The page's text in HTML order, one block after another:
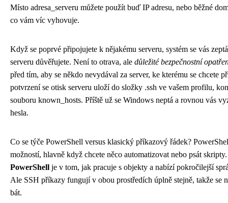
Místo adresa_serveru můžete použít buď IP adresu, nebo běžné
co vám víc vyhovuje.
Když se poprvé připojujete k nějakému serveru, systém se vás
serveru důvěřujete. Není to otrava, ale důležité bezpečnostní
před tím, aby se někdo nevydával za server, ke kterému se chcete
potvrzení se otisk serveru uloží do složky .ssh ve vašem profilu,
souboru known_hosts. Příště už se Windows neptá a rovnou vás
hesla.
Co se týče PowerShell versus klasický příkazový řádek?
možností, hlavně když chcete něco automatizovat nebo psát
PowerShell je v tom, jak pracuje s objekty a nabízí pokročilejší
Ale SSH příkazy fungují v obou prostředích úplně stejně, takže se
bát.